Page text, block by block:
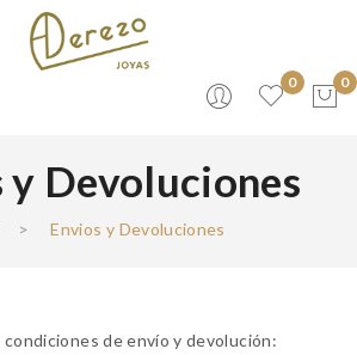
0
No products in the cart.
0
y Devoluciones
> Envios y Devoluciones
de envío y devolución: